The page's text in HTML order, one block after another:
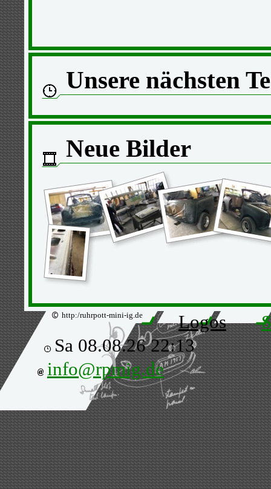
Unsere nächsten
Neue Bilder
http:/ruhrpott-mini-ig.de Logos
Sa 08.08.26 22:13
info@rpmig.de